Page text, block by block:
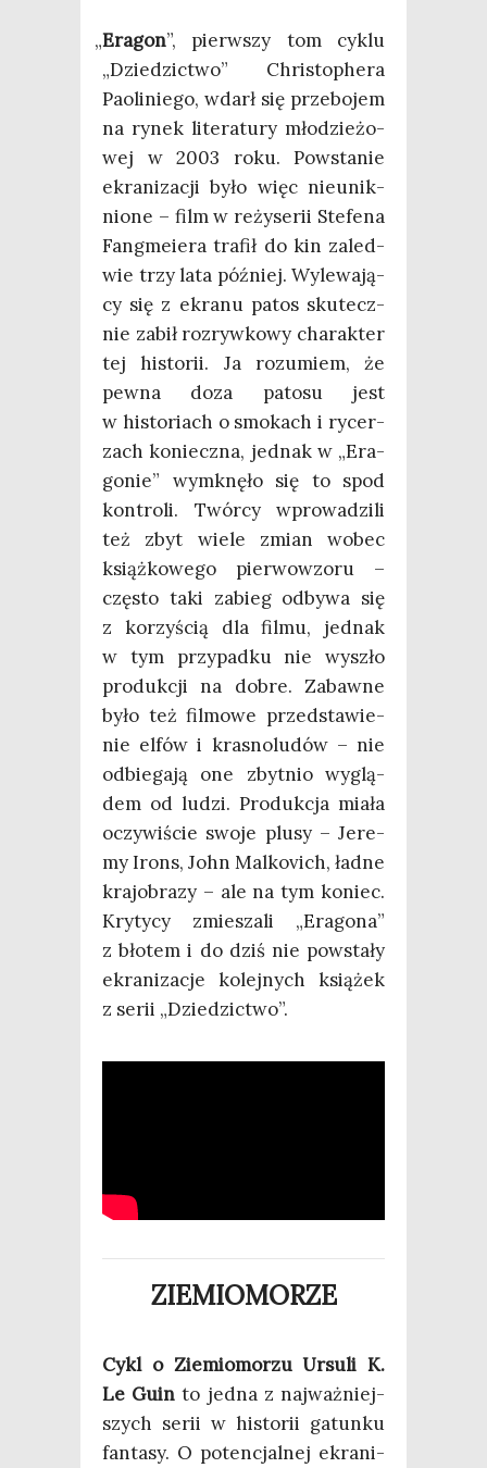
„Era­gon”, pierw­szy tom cyklu
„Dzie­dzic­two” Chri­sto­phe­ra
Paoli­nie­go, wdarł się prze­bo­jem
na rynek lite­ra­tu­ry mło­dzie­żo­
wej w 2003 roku. Powsta­nie
ekra­ni­za­cji było więc nie­unik­
nio­ne – film w reży­se­rii Ste­fe­na
Fang­me­ie­ra tra­fił do kin zale­d­
wie trzy lata póź­niej. Wyle­wa­ją­
cy się z ekra­nu patos sku­tecz­
nie zabił roz­ryw­ko­wy cha­rak­ter
tej histo­rii. Ja rozu­miem, że
pew­na doza pato­su jest
w histo­riach o smo­kach i rycer­
zach koniecz­na, jed­nak w „Era­
go­nie” wymknę­ło się to spod
kon­tro­li. Twór­cy wpro­wa­dzi­li
też zbyt wie­le zmian wobec
książ­ko­we­go pier­wo­wzo­ru –
czę­sto taki zabieg odby­wa się
z korzy­ścią dla fil­mu, jed­nak
w tym przy­pad­ku nie wyszło
pro­duk­cji na dobre. Zabaw­ne
było też fil­mo­we przed­sta­wie­
nie elfów i kra­sno­lu­dów – nie
odbie­ga­ją one zbyt­nio wyglą­
dem od ludzi. Pro­duk­cja mia­ła
oczy­wi­ście swo­je plu­sy – Jere­
my Irons, John Mal­ko­vich, ład­ne
kra­jo­bra­zy – ale na tym koniec.
Kry­ty­cy zmie­sza­li „Era­go­na”
z bło­tem i do dziś nie powsta­ły
ekra­ni­za­cje kolej­nych ksią­żek
z serii „Dzie­dzic­two”.
ZIEMIOMORZE
Cykl o Zie­mio­mo­rzu Ursu­li K.
Le Guin to jed­na z naj­waż­niej­
szych serii w histo­rii gatun­ku
fan­ta­sy. O poten­cjal­nej ekra­ni­